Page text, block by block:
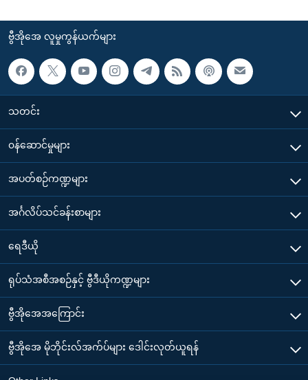
ဗွီအိုအေ လူမှုကွန်ယက်များ
သတင်း
၀န်ဆောင်မှုများ
အပတ်စဉ်ကဏ္ဍများ
အင်္ဂလိပ်သင်ခန်းစာများ
ရေဒီယို
ရုပ်သံအစီအစဉ်နှင့် ဗွီဒီယိုကဏ္ဍများ
ဗွီအိုအေအကြောင်း
ဗွီအိုအေ မိုဘိုင်းလ်အက်ပ်များ ဒေါင်းလုတ်ယူရန်